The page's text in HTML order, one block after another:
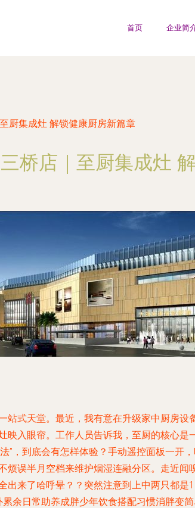
首页 企业简
厨集成灶 解锁健康厨房新篇章
桥店｜至厨集成灶
式天堂。最近，我有意在升级家中厨房
入眼帘。工作人员告诉我，至厨的核心
”，到底会有怎样体验？手动遥控面板一开
烦误半月空档来维护烟湿连融分区。走近
来了哈呼晕？？突然注意到上中两只都
余日常助养成胖少年饮食搭配习惯消胖变